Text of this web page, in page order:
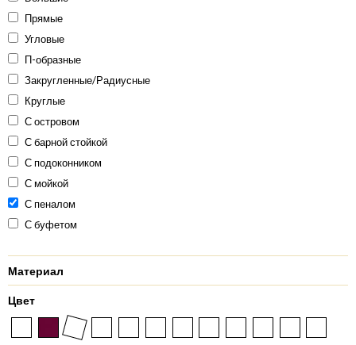
Прямые
Угловые
П-образные
Закругленные/Радиусные
Круглые
С островом
С барной стойкой
С подоконником
С мойкой
С пеналом
С буфетом
Материал
Цвет